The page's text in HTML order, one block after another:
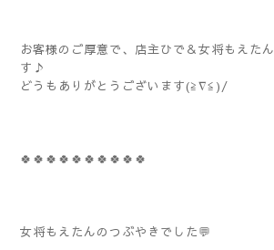
お客様のご厚意で、店主ひで＆女将もえた
す♪
どうもありがとうございます(≧∇≦)/
🍀🍀🍀🍀🍀🍀🍀🍀🍀🍀
女将もえたんのつぶやきでした💬